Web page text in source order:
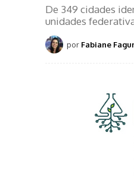
De 349 cidades
unidades
por Fabiane